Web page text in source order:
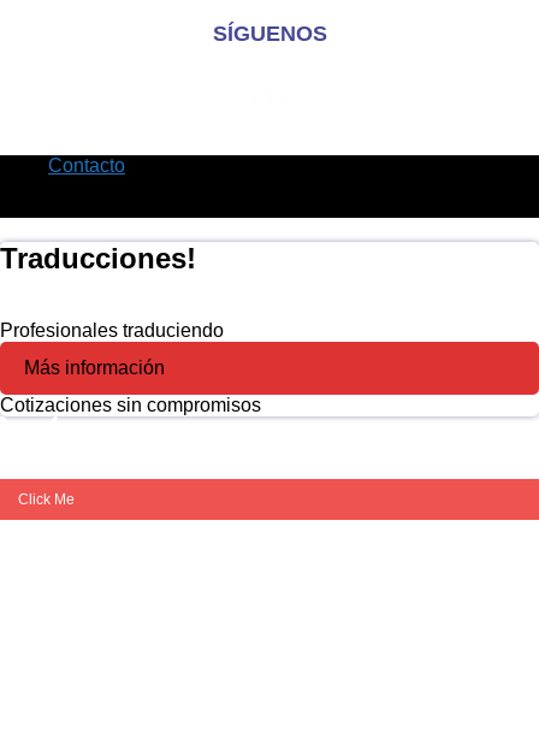
SÍGUENOS
Contacto
Traducciones!
Profesionales traduciendo
Más información
Cotizaciones sin compromisos
Click Me